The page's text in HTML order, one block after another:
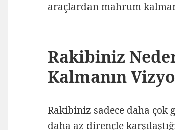
araçlardan mahrum
Rakibiniz
Kalmanın
Rakibiniz sadece daha çok
daha az dirençle